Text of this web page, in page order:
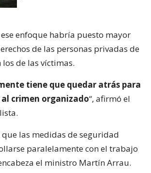
enfoque habría puesto mayor
de las personas privadas de
de las víctimas.
tiene que quedar atrás para
crimen organizado“, afirmó el
las medidas de seguridad
paralelamente con el trabajo
el ministro Martín Arrau.